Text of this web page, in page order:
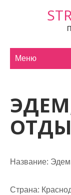
Меню
Название:
Страна: